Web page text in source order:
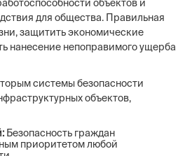
объектов и
для общества. Правильная
защитить экономические
нанесение непоправимого ущерба
системы безопасности
объектов,
Безопасность граждан
приоритетом любой